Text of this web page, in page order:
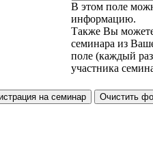
В этом поле
информацию.
Также Вы можете
семинара из
поле (каждый
участника